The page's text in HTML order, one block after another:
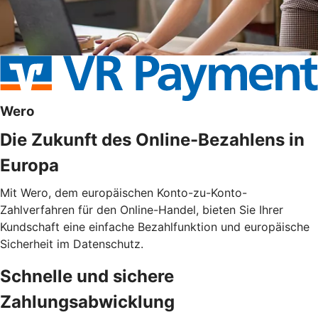
Wero
Die Zukunft des Online-Bezahlens in
Europa
Mit Wero, dem europäischen Konto-zu-Konto-
Zahlverfahren für den Online-Handel, bieten Sie Ihrer
Kundschaft eine einfache Bezahlfunktion und europäische
Sicherheit im Datenschutz.
Schnelle und sichere
Zahlungsabwicklung